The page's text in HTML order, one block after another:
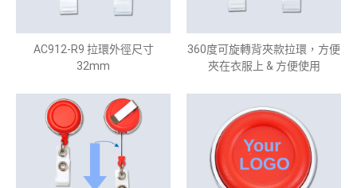
AC912-R9 拉環外徑尺寸
32mm
360度可旋轉背夾款拉環，方便
夾在衣服上 & 方便使用